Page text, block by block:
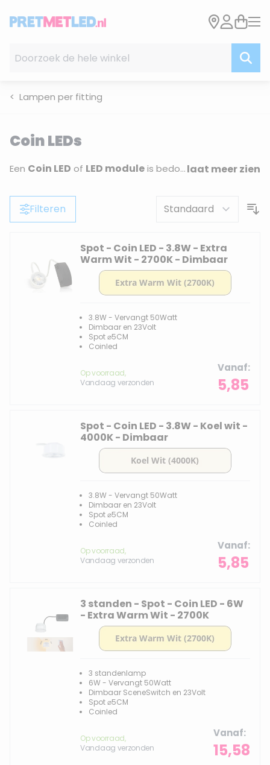
Lampen per fitting
Coin LEDs
Een Coin LED of LED moduleis bedoeld voor armaturen waarbij een standaard lamp simpelweg niet past vanwege een te lage inbouwhoogte — en waarbij je toch een laat meer zien
Filteren
Spot - Coin LED - 3.8W - Extra
Warm Wit - 2700K - Dimbaar
3.8W - Vervangt 50Watt
Dimbaar en 23Volt
Spot ⌀5CM
Coinled
Op voorraad,
Vandaag verzonden
Vanaf
5,85
Spot - Coin LED - 3.8W - Koel wit -
4000K - Dimbaar
3.8W - Vervangt 50Watt
Dimbaar en 23Volt
Spot ⌀5CM
Coinled
Op voorraad,
Vandaag verzonden
Vanaf
5,85
3 standen - Spot - Coin LED - 6W
- Extra Warm Wit - 2700K
3 standenlamp
6W - Vervangt 50Watt
Dimbaar SceneSwitch en 23Volt
Spot ⌀5CM
Coinled
Op voorraad,
Vandaag verzonden
Vanaf
15,58